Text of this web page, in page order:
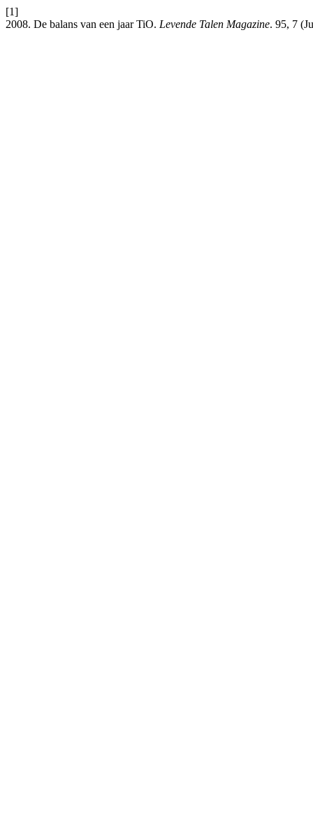
[1]
2008. De balans van een jaar TiO. Levende Talen Magazine. 95, 7